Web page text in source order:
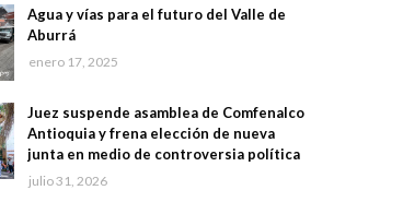
Agua y vías para el futuro del Valle de
Aburrá
enero 17, 2025
Juez suspende asamblea de Comfenalco
Antioquia y frena elección de nueva
junta en medio de controversia política
julio 31, 2026